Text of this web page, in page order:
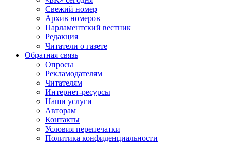
Свежий номер
Архив номеров
Парламентский вестник
Редакция
Читатели о газете
Обратная связь
Опросы
Рекламодателям
Читателям
Интернет-ресурсы
Наши услуги
Авторам
Контакты
Условия перепечатки
Политика конфиденциальности